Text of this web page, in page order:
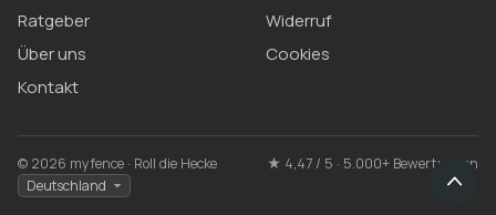
Ratgeber
Über uns
Kontakt
Widerruf
Cookies
© 2026 myfence · Roll die Hecke ★ 4,47 / 5 · 5.000+ Bewertungen